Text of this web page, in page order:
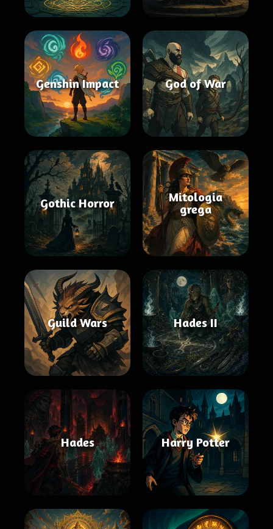
Genshin Impact God of War
Gothic Horror
Mitologia
grega
Guild Wars Hades II
Hades Harry Potter